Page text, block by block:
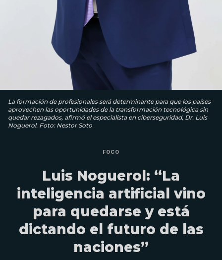
La formación de profesionales será determinante para que los países
aprovechen las oportunidades de la transformación tecnológica sin
quedar rezagados, afirmó el especialista en ciberseguridad, Dr. Luis
Noguerol. Foto: Nestor Soto
FOCO
Luis Noguerol: “La
inteligencia artificial vino
para quedarse y está
dictando el futuro de las
naciones”